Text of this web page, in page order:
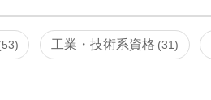
53 工業・技術系資格 31